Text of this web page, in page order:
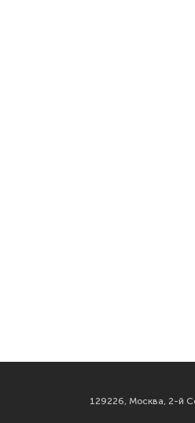
129226, Москва, 2-й